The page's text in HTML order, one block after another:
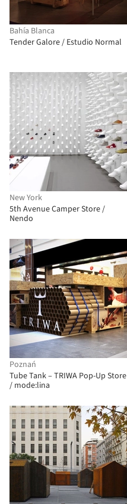
Bahía Blanca
Tender Galore / Estudio Normal
New York
5th Avenue Camper Store /
Nendo
Poznań
Tube Tank – TRIWA Pop-Up Store
/ mode:lina